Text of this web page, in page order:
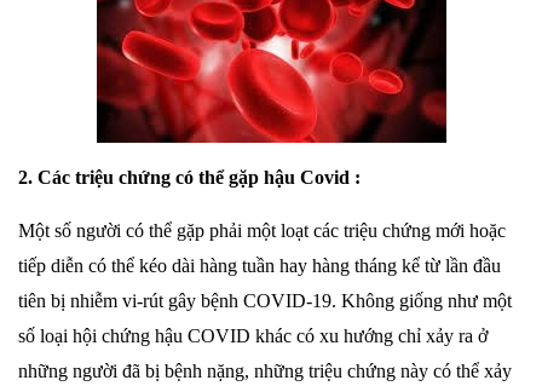
2. Các triệu chứng có thể gặp hậu Covid :
Một số người có thể gặp phải một loạt các triệu chứng mới hoặc
tiếp diễn có thể kéo dài hàng tuần hay hàng tháng kể từ lần đầu
tiên bị nhiễm vi-rút gây bệnh COVID-19. Không giống như một
số loại hội chứng hậu COVID khác có xu hướng chỉ xảy ra ở
những người đã bị bệnh nặng, những triệu chứng này có thể xảy